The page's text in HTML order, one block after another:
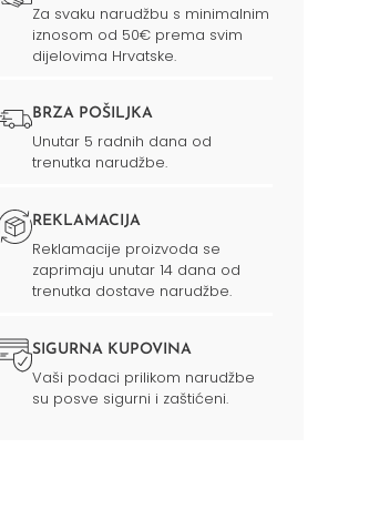
Za svaku narudžbu s minimalnim
iznosom od 50€ prema svim
dijelovima Hrvatske.
BRZA POŠILJKA
Unutar 5 radnih dana od
trenutka narudžbe.
REKLAMACIJA
Reklamacije proizvoda se
zaprimaju unutar 14 dana od
trenutka dostave narudžbe.
SIGURNA KUPOVINA
Vaši podaci prilikom narudžbe
su posve sigurni i zaštićeni.